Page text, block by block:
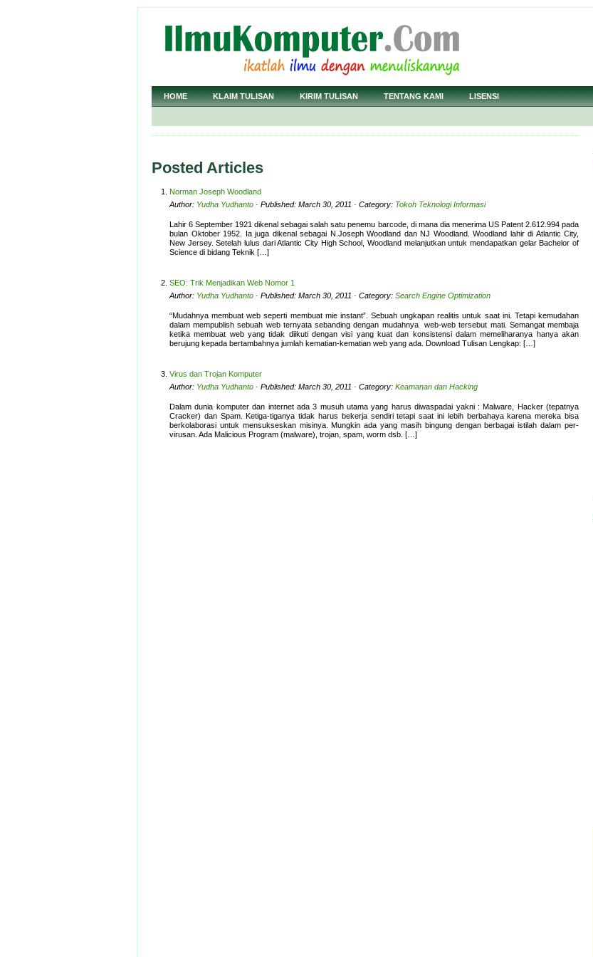
HOME KLAIM TULISAN KIRIM TULISAN TENTANG KAMI LISENSI
Posted Articles
Norman Joseph Woodland
Author: Yudha Yudhanto · Published: March 30, 2011 · Category: Tokoh Teknologi Informasi
Lahir 6 September 1921 dikenal sebagai salah satu penemu barcode, di mana dia menerima US Patent 2.612.994 pada
bulan Oktober 1952. Ia juga dikenal sebagai N.Joseph Woodland dan NJ Woodland. Woodland lahir di Atlantic City,
New Jersey. Setelah lulus dari Atlantic City High School, Woodland melanjutkan untuk mendapatkan gelar Bachelor of
Science di bidang Teknik […]
SEO: Trik Menjadikan Web Nomor 1
Author: Yudha Yudhanto · Published: March 30, 2011 · Category: Search Engine Optimization
“Mudahnya membuat web seperti membuat mie instant”. Sebuah ungkapan realitis untuk saat ini. Tetapi kemudahan
dalam mempublish sebuah web ternyata sebanding dengan mudahnya web-web tersebut mati. Semangat membaja
ketika membuat web yang tidak diikuti dengan visi yang kuat dan konsistensi dalam memeliharanya hanya akan
berujung kepada bertambahnya jumlah kematian-kematian web yang ada. Download Tulisan Lengkap: […]
Virus dan Trojan Komputer
Author: Yudha Yudhanto · Published: March 30, 2011 · Category: Keamanan dan Hacking
Dalam dunia komputer dan internet ada 3 musuh utama yang harus diwaspadai yakni : Malware, Hacker (tepatnya
Cracker) dan Spam. Ketiga-tiganya tidak harus bekerja sendiri tetapi saat ini lebih berbahaya karena mereka bisa
berkolaborasi untuk mensukseskan misinya. Mungkin ada yang masih bingung dengan berbagai istilah dalam per-
virusan. Ada Malicious Program (malware), trojan, spam, worm dsb. […]